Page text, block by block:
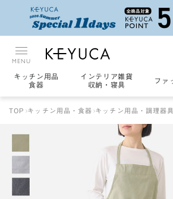
MENU
キッチン用品
食器
インテリア雑貨
収納・寝具
ファ
TOP キッチン用品・食器 キッチン用品・調理器具